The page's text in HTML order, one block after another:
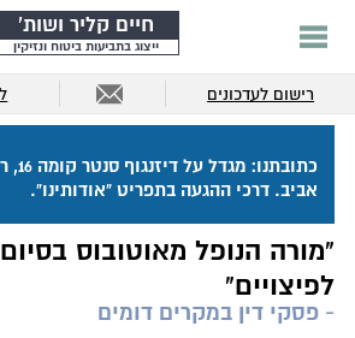
חיים קליר ושות'
ייצוג בתביעות ביטוח ונזיקין
רישום לעדכונים
אביב. דרכי ההגעה בתפריט "אודותינו".
"מורה הנופל מאוטובוס
לפיצויים"
- פסקי דין במקרים דומים